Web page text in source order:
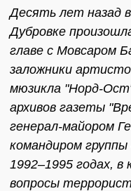
Десять лет назад
Дубровке
главе с Мовсаром
заложники
мюзикла "Норд-
архивов газеты
генерал-майором
командиром
1992–1995 годах,
вопросы